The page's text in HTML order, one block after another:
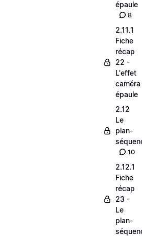
épaule
8
2.11.1
Fiche
récap
22 -
L'effet
caméra
épaule
2.12
Le
plan-
10
2.12.1
Fiche
récap
23 -
Le
plan-